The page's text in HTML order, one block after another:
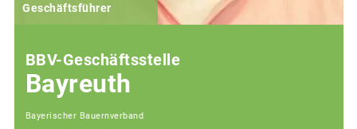
Geschäftsführer
BBV-Geschäftsstelle
Bayreuth
Bayerischer Bauernverband